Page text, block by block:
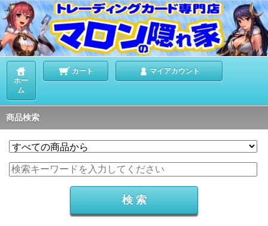
ホー
ム
カート マイアカウント
商品検索